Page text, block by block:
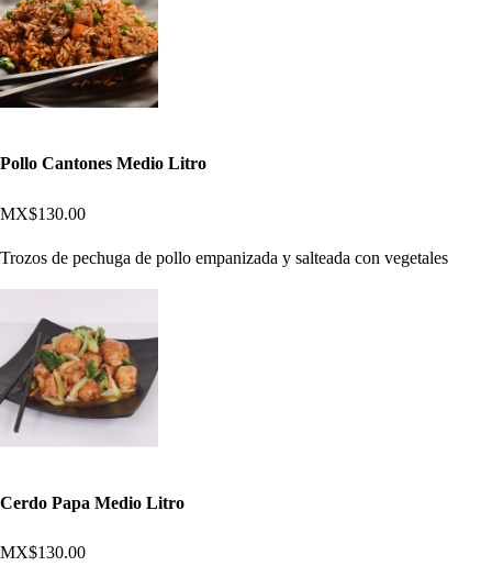
Pollo Cantones Medio Litro
MX$130.00
Trozos de pechuga de pollo empanizada y salteada con vegetales
Cerdo Papa Medio Litro
MX$130.00